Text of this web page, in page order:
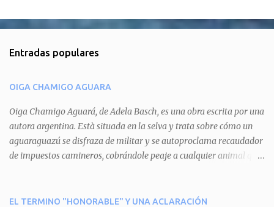
e
t
a
r
i
o
Entradas populares
OIGA CHAMIGO AGUARA
Oiga Chamigo Aguará, de Adela Basch, es una obra escrita por una
autora argentina. Està situada en la selva y trata sobre cómo un
aguaraguazú se disfraza de militar y se autoproclama recaudador
de impuestos camineros, cobrándole peaje a cualquier animal que
aguará le provoca. De igual manera pasa con Tatú, el armadillo.
EL TERMINO "HONORABLE" Y UNA ACLARACIÓN